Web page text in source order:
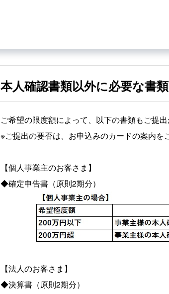
本人確認書類以外に必要な書
ご希望の限度額によって、以下の書類もご提出
※ご提出の要否は、お申込みのカードの案内を
【個人事業主のお客さま】
◆確定申告書（原則2期分）
【法人のお客さま】
◆決算書（原則2期分）